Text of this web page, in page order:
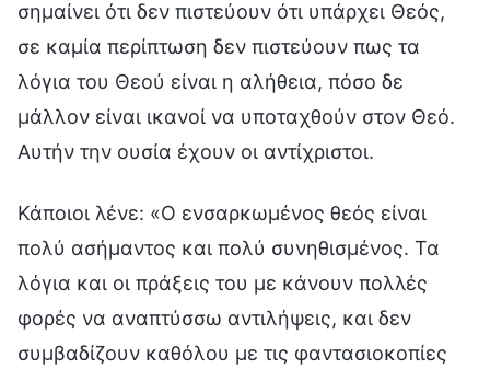
σημαίνει ότι δεν πιστεύουν ότι υπάρχει Θεός,
σε καμία περίπτωση δεν πιστεύουν πως τα
λόγια του Θεού είναι η αλήθεια, πόσο δε
μάλλον είναι ικανοί να υποταχθούν στον Θεό.
Αυτήν την ουσία έχουν οι αντίχριστοι.
Κάποιοι λένε: «Ο ενσαρκωμένος θεός είναι
πολύ ασήμαντος και πολύ συνηθισμένος. Τα
λόγια και οι πράξεις του με κάνουν πολλές
φορές να αναπτύσσω αντιλήψεις, και δεν
συμβαδίζουν καθόλου με τις φαντασιοκοπίες